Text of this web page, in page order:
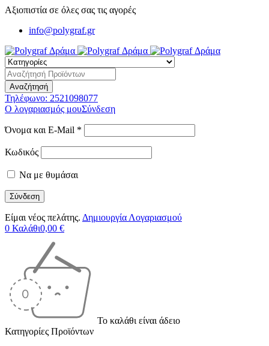
Αξιοπιστία σε όλες σας τις αγορές
info@polygraf.gr
Τηλέφωνο: 2521098077
Ο λογαριασμός μουΣύνδεση
Όνομα και E-Mail *
Κωδικός
Να με θυμάσαι
Είμαι νέος πελάτης. Δημιουργία Λογαριασμού
0 Καλάθι0,00 €
Το καλάθι είναι άδειο
Κατηγορίες Προϊόντων